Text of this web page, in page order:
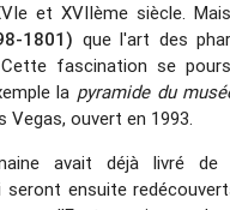
et XVIIème siècle.
1801) que l'art des
Cette fascination se
la pyramide du
Vegas, ouvert en 1993.
avait déjà livré
seront ensuite